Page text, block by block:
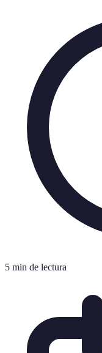
5 min de lectura